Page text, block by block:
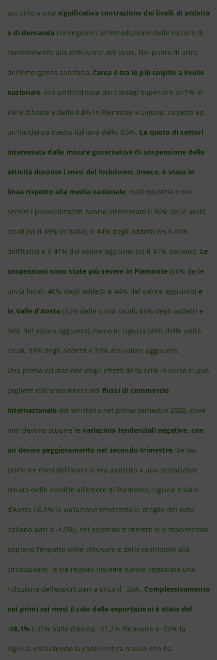
assistito a unasignificativa contrazione dei livelli di attività
e di domanda conseguenti all’introduzione delle misure di
contenimento alla diffusione del virus. Dal punto di vista
dell’emergenza sanitaria, l’area è tra le più colpite a livello
nazionale, con un’incidenza dei contagi superiore all’1% in
Valle d’Aosta e dello 0,8% in Piemonte e Liguria, rispetto ad
un’incidenza media italiana dello 0,5%. La quota di settori
interessata dalle misure governative di sospensione delle
attività durante i mesi del lockdown, invece, è stata in
linea rispetto alla media nazionale: nell’industria e nei
servizi i provvedimenti hanno interessato il 50% delle unità
locali (vs il 49% in Italia), il 44% degli addetti (vs il 44%
dell’Italia) e il 41% del valore aggiunto (vs il 41% italiano). Le
sospensioni sono state più severe in Piemonte (50% delle
unità locali, 46% degli addetti e 44% del valore aggiunto) e
in Valle d’Aosta (52% delle unità locali, 46% degli addetti e
36% del valore aggiunto), meno in Liguria (49% delle unità
locali, 39% degli addetti e 32% del valore aggiunto).
Una prima valutazione degli effetti della crisi in corso si può
cogliere dall’andamento dei flussi di commercio
internazionaledel territorio nel primo semestre 2020, dove
non devono stupire levariazioni tendenziali negative, con
un deciso peggioramento nel secondo trimestre. Se nei
primi tre mesi dell’anno si era assistito a una sostanziale
tenuta delle vendite all’estero di Piemonte, Liguria e Valle
d’Aosta (-0,3% la variazione tendenziale, meglio del dato
italiano pari a -1,9%), nel secondo trimestre si è manifestato
appieno l’impatto delle chiusure e delle restrizioni alla
circolazione: le tre regioni insieme hanno registrato una
riduzione dell’export pari a circa il -35%. Complessivamente
nei primi sei mesi il calo delle esportazioni è stato del
-18,1% (-31% Valle d’Aosta, -21,2% Piemonte e -20% la
Liguria, escludendo la cantieristica navale che ha